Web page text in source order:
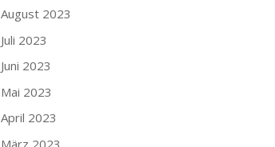
August 2023
Juli 2023
Juni 2023
Mai 2023
April 2023
März 2023